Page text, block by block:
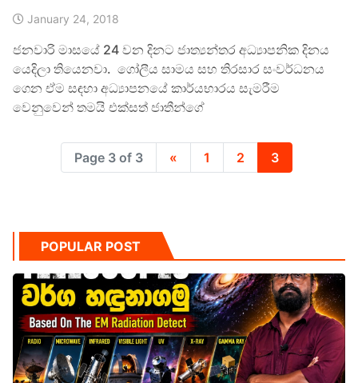
January 24, 2018
ජනවාරි මාසයේ 24 වන දිනට ජාත්‍යන්තර අධ්‍යාපනික දිනය
යෙදිලා තියෙනවා. ගෝලීය සාමය සහ තිරසාර සංවර්ධනය
ගෙන ඒම සඳහා අධ්‍යාපනයේ කාර්යභාරය සැමරීම
වෙනුවෙන් තමයි එක්සත් ජාතීන්ගේ
Page 3 of 3 « 1 2 3
POPULAR POST